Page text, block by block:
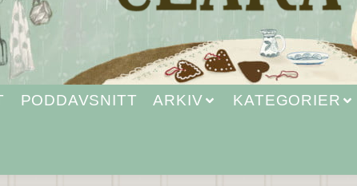
PODDAVSNITT ARKIV KATEGORIER